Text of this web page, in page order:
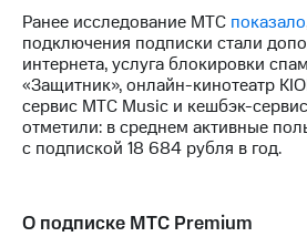
кабинет
акционера
Акционерный
капитал
Контроль
и
аудит
Ранее исследование МТС показало
подключения подписки стали
интернета, услуга блокировки
«Защитник», онлайн-кинотеатр
сервис МТС Music и кешбэк-
отметили: в среднем активные
с подпиской 18 684 рубля в год.
О подписке МТС Premium